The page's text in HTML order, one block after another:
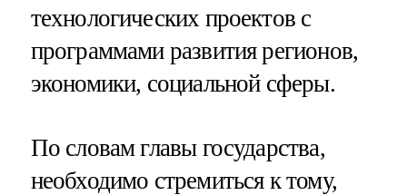
технологических проектов с
программами развития регионов,
экономики, социальной сферы.
По словам главы государства,
необходимо стремиться к тому,